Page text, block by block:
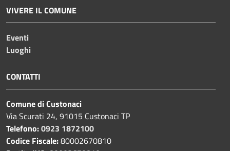
VIVERE IL COMUNE
Eventi
Luoghi
CONTATTI
Comune di Custonaci
Via Scurati 24, 91015 Custonaci TP
Telefono:0923 1872100
Codice Fiscale:80002670810